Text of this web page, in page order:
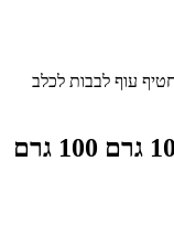
עוף לבבות לכלב